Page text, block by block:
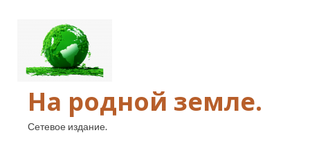
На родной земле.
Сетевое издание.